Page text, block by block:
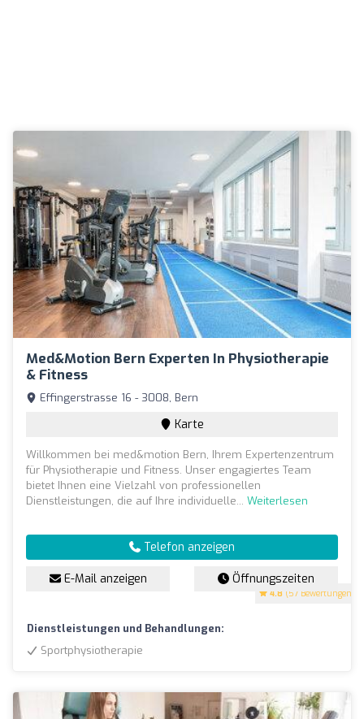
Med&motion Bern Experten In Physiotherapie
& Fitness
4.8 (57 Bewertungen)
Effingerstrasse 16 - 3008, Bern
Karte
Willkommen bei med&motion Bern, Ihrem Expertenzentrum
für Physiotherapie und Fitness. Unser engagiertes Team
bietet Ihnen eine Vielzahl von professionellen
Dienstleistungen, die auf Ihre individuelle... Weiterlesen
Telefon anzeigen
E-Mail anzeigen Öffnungszeiten
Dienstleistungen und Behandlungen:
Sportphysiotherapie